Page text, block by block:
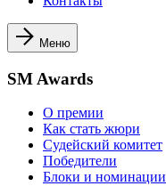
Меню
SM Awards
О премии
Как стать жюри
Судейский комитет
Победители
Блоки и номинации